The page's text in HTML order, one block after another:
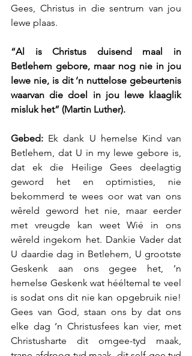
Gees, Christus in die sentrum van jou
lewe plaas.
“Al is Christus duisend maal in
Betlehem gebore, maar nog nie in jou
lewe nie, is dit ‘n nuttelose gebeurtenis
waarvan die doel in jou lewe klaaglik
misluk het” (Martin Luther).
Gebed: Ek dank U hemelse Kind van
Betlehem, dat U in my lewe gebore is,
dat ek die Heilige Gees deelagtig
geword het en optimisties, nie
bekommerd te wees oor wat van ons
wêreld geword het nie, maar eerder
met vreugde kan weet Wié in ons
wêreld ingekom het. Dankie Vader dat
U daardie dag in Betlehem, U grootste
Geskenk aan ons gegee het, ‘n
hemelse Geskenk wat hééltemal te veel
is sodat ons dit nie kan opgebruik nie!
Gees van God, staan ons by dat ons
elke dag ‘n Christusfees kan vier, met
Christusharte dit omgee-tyd maak,